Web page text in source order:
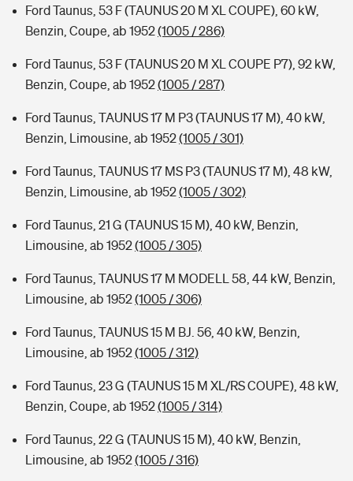
Ford Taunus, 53 F (TAUNUS 20 M XL COUPE), 60 kW,
Benzin, Coupe, ab 1952(1005 / 286)
Ford Taunus, 53 F (TAUNUS 20 M XL COUPE P7), 92 kW,
Benzin, Coupe, ab 1952(1005 / 287)
Ford Taunus, TAUNUS 17 M P3 (TAUNUS 17 M), 40 kW,
Benzin, Limousine, ab 1952(1005 / 301)
Ford Taunus, TAUNUS 17 MS P3 (TAUNUS 17 M), 48 kW,
Benzin, Limousine, ab 1952(1005 / 302)
Ford Taunus, 21 G (TAUNUS 15 M), 40 kW, Benzin,
Limousine, ab 1952(1005 / 305)
Ford Taunus, TAUNUS 17 M MODELL 58, 44 kW, Benzin,
Limousine, ab 1952(1005 / 306)
Ford Taunus, TAUNUS 15 M BJ. 56, 40 kW, Benzin,
Limousine, ab 1952(1005 / 312)
Ford Taunus, 23 G (TAUNUS 15 M XL/RS COUPE), 48 kW,
Benzin, Coupe, ab 1952(1005 / 314)
Ford Taunus, 22 G (TAUNUS 15 M), 40 kW, Benzin,
Limousine, ab 1952(1005 / 316)